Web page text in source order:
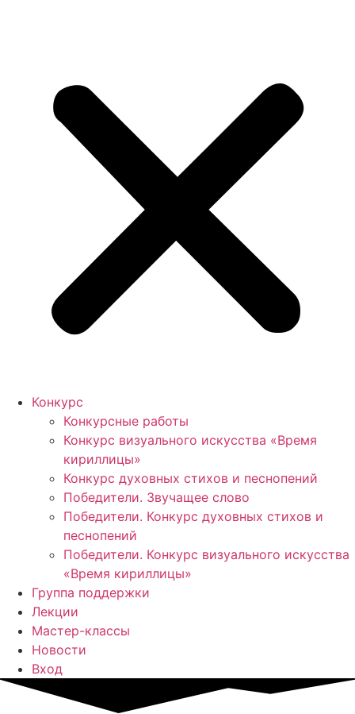
Конкурс
Конкурсные работы
Конкурс визуального искусства «Время
кириллицы»
Конкурс духовных стихов и песнопений
Победители. Звучащее слово
Победители. Конкурс духовных стихов и
песнопений
Победители. Конкурс визуального искусства
«Время кириллицы»
Группа поддержки
Лекции
Мастер-классы
Новости
Вход